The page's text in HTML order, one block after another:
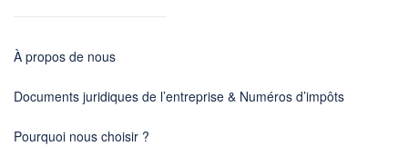
À propos de nous
Documents juridiques de l’entreprise & Numéros d’impôts
Pourquoi nous choisir ?